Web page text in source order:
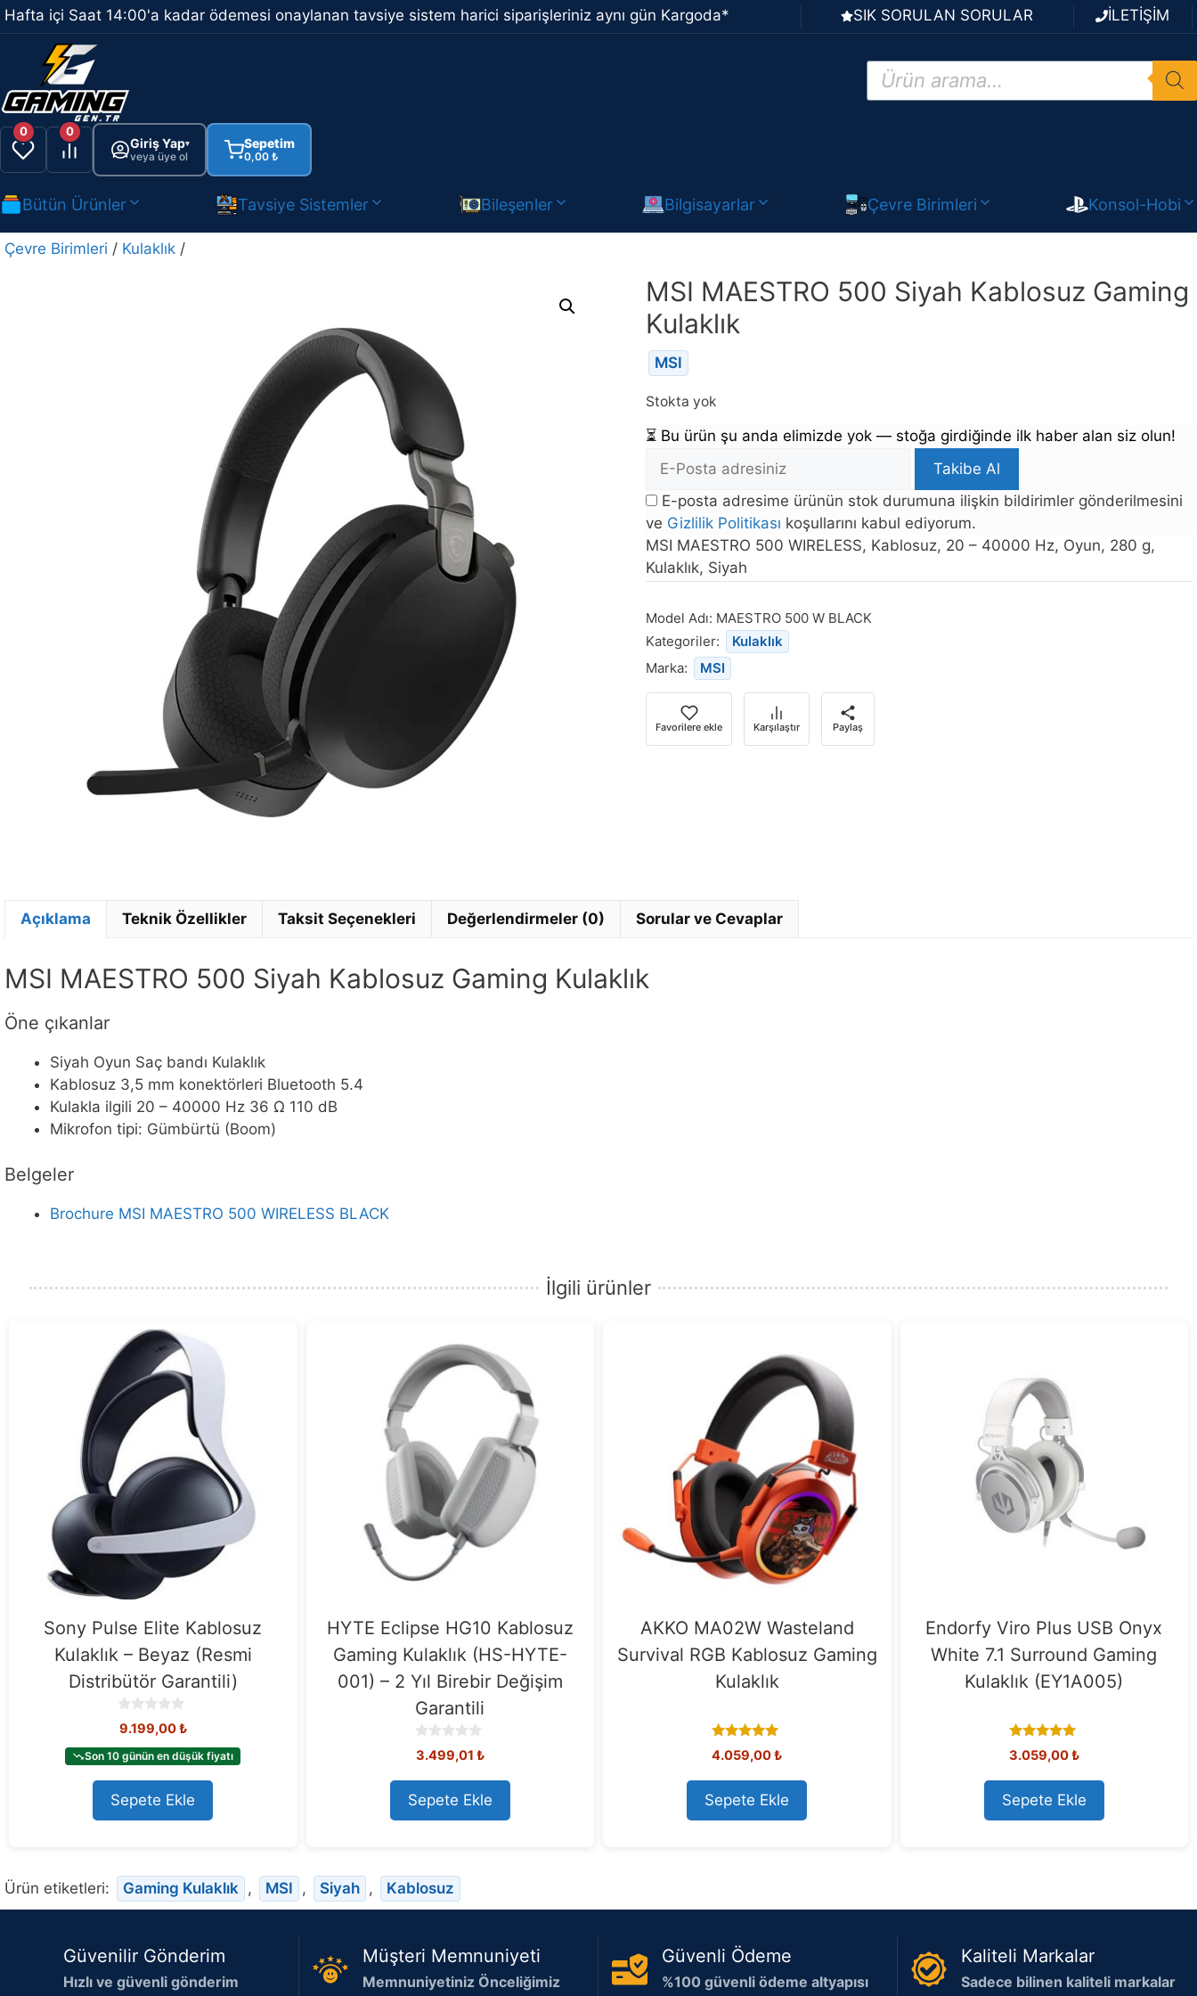
İçeriğe
atla
Hafta içi Saat 14:00'a kadar ödemesi onaylanan tavsiye sistem harici siparişleriniz aynı gün Kargoda* SIK SORULAN SORULAR İLETİŞİM
Products
search
0 0
Giriş Yap▾
veya üye ol
Sepetim
0,00 ₺
Bütün Ürünler Tavsiye Sistemler Bileşenler Bilgisayarlar Çevre Birimleri Konsol-Hobi
Çevre Birimleri / Kulaklık /
MSI MAESTRO 500 Siyah Kablosuz Gaming
Kulaklık
MSI
Stokta yok
⏳ Bu ürün şu anda elimizde yok — stoğa girdiğinde ilk haber alan siz olun!
E-
Adresi
Takibe Al
E-posta adresime ürünün stok durumuna ilişkin bildirimler gönderilmesini
ve Gizlilik Politikası koşullarını kabul ediyorum.
Bu
ürün
döndüğünde
bildirim
için
posta
adresinizi
MSI MAESTRO 500 WIRELESS, Kablosuz, 20 – 40000 Hz, Oyun, 280 g,
Kulaklık, Siyah
Model Adı: MAESTRO 500 W BLACK
Kategoriler:
Kulaklık
Marka:
MSI
Favorilere ekle Karşılaştır Paylaş
Açıklama Teknik Özellikler Taksit Seçenekleri Değerlendirmeler (0) Sorular ve Cevaplar
MSI MAESTRO 500 Siyah Kablosuz Gaming Kulaklık
Öne çıkanlar
Siyah Oyun Saç bandı Kulaklık
Kablosuz 3,5 mm konektörleri Bluetooth 5.4
Kulakla ilgili 20 – 40000 Hz 36 Ω 110 dB
Mikrofon tipi: Gümbürtü (Boom)
Belgeler
Brochure MSI MAESTRO 500 WIRELESS BLACK
İlgili ürünler
Sony Pulse Elite Kablosuz
Kulaklık – Beyaz (Resmi
Distribütör Garantili)
0
o
u
t
o
f
9.199,00₺
Son 10 günün en düşük fiyatı
Sepete Ekle
HYTE Eclipse HG10 Kablosuz
Gaming Kulaklık (HS-HYTE-
001) – 2 Yıl Birebir Değişim
Garantili
0
o
u
t
o
f
3.499,01 ₺
Sepete Ekle
AKKO MA02W Wasteland
Survival RGB Kablosuz Gaming
Kulaklık
5.00
out of 5
4.059,00₺
Sepete Ekle
Endorfy Viro Plus USB Onyx
White 7.1 Surround Gaming
Kulaklık (EY1A005)
5.00
out of 5
3.059,00₺
Sepete Ekle
Ürün etiketleri: Gaming Kulaklık , MSI , Siyah , Kablosuz
Güvenilir Gönderim
Hızlı ve güvenli gönderim
Müşteri Memnuniyeti
Memnuniyetiniz Önceliğimiz
Güvenli Ödeme
%100 güvenli ödeme altyapısı
Kaliteli Markalar
Sadece bilinen kaliteli markalar